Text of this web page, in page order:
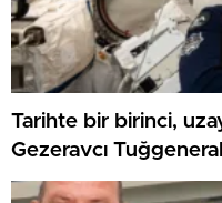
Tarihte bir birinci,
Gezeravcı